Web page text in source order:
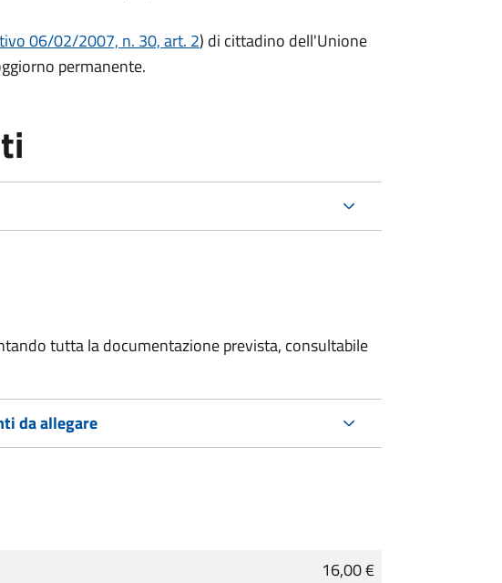
06/02/2007, n. 30, art. 2) di cittadino dell'Unione
permanente.
tutta la documentazione prevista, consultabile
da allegare
16,00 €